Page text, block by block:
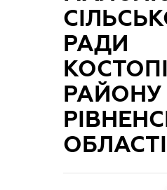
РАДИ
РАЙОНУ
ОБЛАСТІ